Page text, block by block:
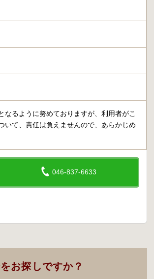
なるように努めておりますが、利用者がこ
いて、責任は負えませんので、あらかじめ
046-837-6633
お探しですか？